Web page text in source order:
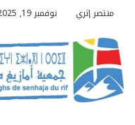
منتصر إثري نوفمبر 19, 2025